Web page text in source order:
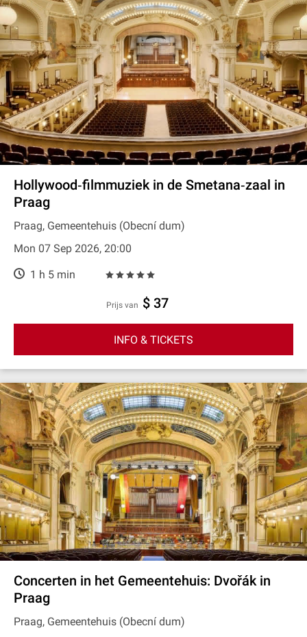
Hollywood‐filmmuziek in de Smetana‐zaal in
Praag
Praag, Gemeentehuis (Obecní dum)
Mon 07 Sep 2026, 20:00
1 h 5 min
prijs van $ 37
INFO & TICKETS
Concerten in het Gemeentehuis: Dvořák in
Praag
Praag, Gemeentehuis (Obecní dum)